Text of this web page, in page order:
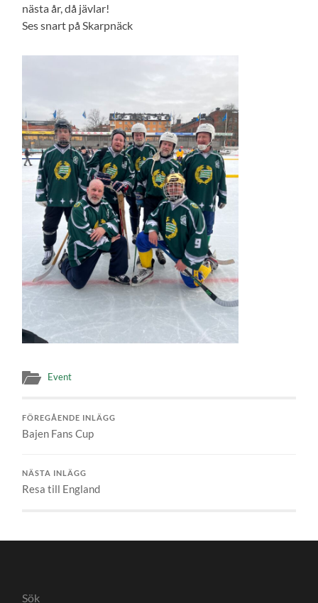
nästa år, då jävlar!
Ses snart på Skarpnäck
Event
FÖREGÅENDE INLÄGG
Bajen Fans Cup
NÄSTA INLÄGG
Resa till England
Sök